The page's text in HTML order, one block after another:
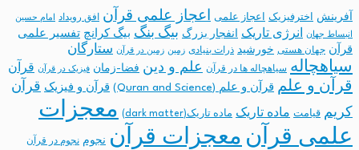
آفرینش اخترفیزیک اعجاز علمی اعجاز علمی قرآن افق رویداد امام حسین
انبساط جهان انرژی تاریک انفجار بزرگ بیگ بنگ بیگ کرانچ تفسیر علمی
قرآن جهان هستی خورشید ذرات بنیادی زمین زمین در قرآن ستارگان
سیاهچاله سیاهچاله ها در قرآن علم و دین فضا-زمان فیزیک در قرآن قرآن
قرآن و علم قرآن و علم (Quran and Science) قرآن و فیزیک قرآن
کریم قیامت ماده تاریک ماده تاریک(dark matter)
معجزات
علمی قرآن معجزات قرآن نجوم نجوم در قرآن